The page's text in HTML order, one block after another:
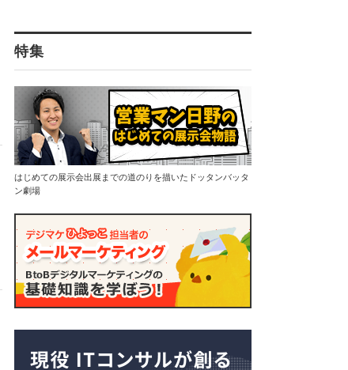
特集
はじめての展示会出展までの道のりを描いたドッタンバッタ
ン劇場